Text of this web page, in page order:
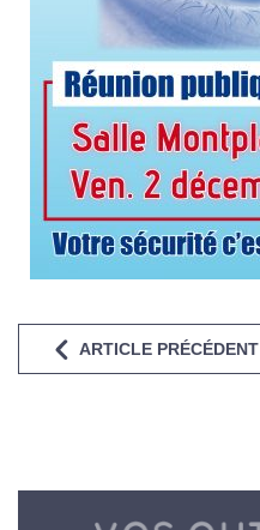
ARTICLE PRÉCÉDENT